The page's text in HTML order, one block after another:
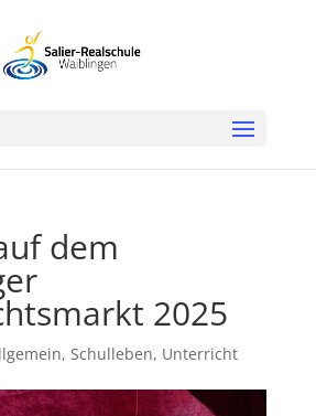
dem
2025
, Schulleben, Unterricht